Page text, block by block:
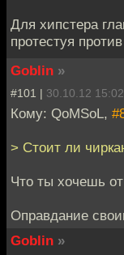
Для хипстера
протестуя
Goblin »
#101 | 30.10.12 15:02
Кому: QoMSoL,
> Стоит ли
Что ты хочешь
Оправдание
Goblin »